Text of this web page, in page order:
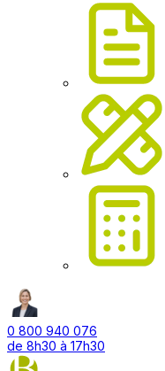
0 800 940 076
de 8h30 à 17h30